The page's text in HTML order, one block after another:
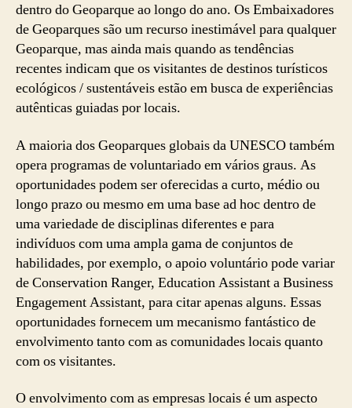
dentro do Geoparque ao longo do ano. Os Embaixadores
de Geoparques são um recurso inestimável para qualquer
Geoparque, mas ainda mais quando as tendências
recentes indicam que os visitantes de destinos turísticos
ecológicos / sustentáveis ​​estão em busca de experiências
autênticas guiadas por locais.
A maioria dos Geoparques globais da UNESCO também
opera programas de voluntariado em vários graus. As
oportunidades podem ser oferecidas a curto, médio ou
longo prazo ou mesmo em uma base ad hoc dentro de
uma variedade de disciplinas diferentes e para
indivíduos com uma ampla gama de conjuntos de
habilidades, por exemplo, o apoio voluntário pode variar
de Conservation Ranger, Education Assistant a Business
Engagement Assistant, para citar apenas alguns. Essas
oportunidades fornecem um mecanismo fantástico de
envolvimento tanto com as comunidades locais quanto
com os visitantes.
O envolvimento com as empresas locais é um aspecto